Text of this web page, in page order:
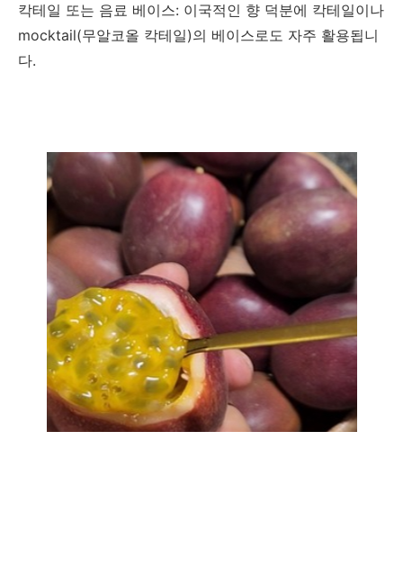
칵테일 또는 음료 베이스: 이국적인 향 덕분에 칵테일이나
mocktail(무알코올 칵테일)의 베이스로도 자주 활용됩니
다.